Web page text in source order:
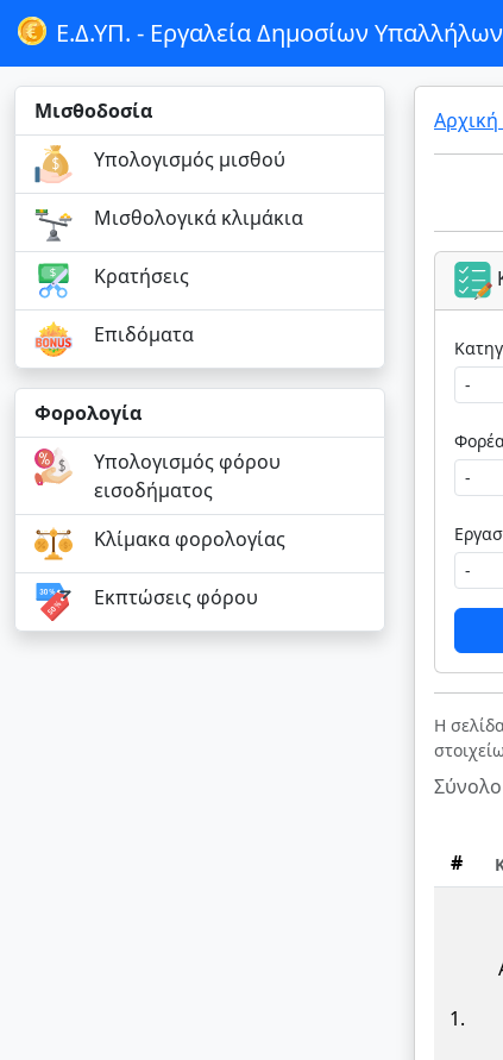
Ε.Δ.ΥΠ. - Εργαλεία Δημοσίων Υπαλλήλων
Μισθοδοσία
Υπολογισμός μισθού
Μισθολογικά κλιμάκια
Κρατήσεις
Επιδόματα
Φορολογία
Υπολογισμός φόρου
εισοδήματος
Κλίμακα φορολογίας
Εκπτώσεις φόρου
Η
#
1.